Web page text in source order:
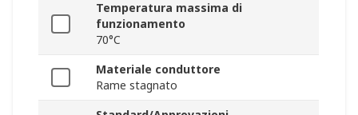
Temperatura massima di
funzionamento
70°C
Materiale conduttore
Rame stagnato